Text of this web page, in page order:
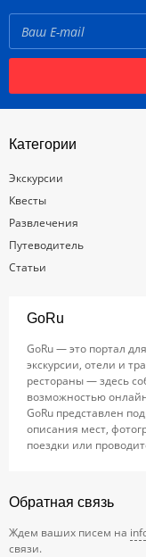
Категории
Экскурсии
Квесты
Развлечения
Путеводитель
Статьи
GoRu
GoRu — это портал
экскурсии, отели и
рестораны — здесь
возможностью
GoRu представлен
описания мест,
поездки или
Обратная связь
Ждем ваших писем на
связи.